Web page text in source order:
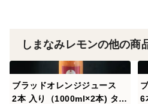
しまなみレモンの他の商
ブラッドオレンジジュース
2本 入り（1000ml×2本) タロ
6